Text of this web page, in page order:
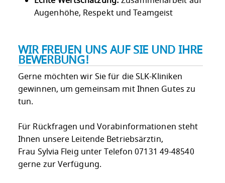
Augenhöhe, Respekt und Teamgeist
WIR FREUEN UNS AUF SIE UND IHRE
BEWERBUNG!
Gerne möchten wir Sie für die SLK-Kliniken
gewinnen, um gemeinsam mit Ihnen Gutes zu
tun.
Für Rückfragen und Vorabinformationen steht
Ihnen unsere Leitende Betriebsärztin,
Frau Sylvia Fleig unter Telefon 07131 49-48540
gerne zur Verfügung.